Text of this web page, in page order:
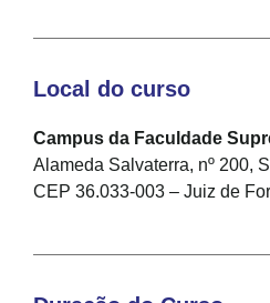
Local do curso
Campus da Faculdade
Alameda Salvaterra, nº 200,
CEP 36.033-003 – Juiz de